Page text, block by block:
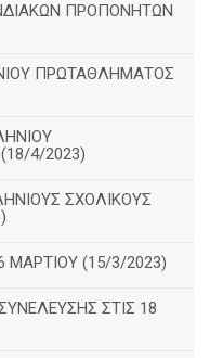
ΠΡΟΠΟΝΗΤΩΝ
ΠΡΩΤΑΘΛΗΜΑΤΟΣ
4/2023)
ΣΧΟΛΙΚΟΥΣ
(15/3/2023)
ΣΤΙΣ 18